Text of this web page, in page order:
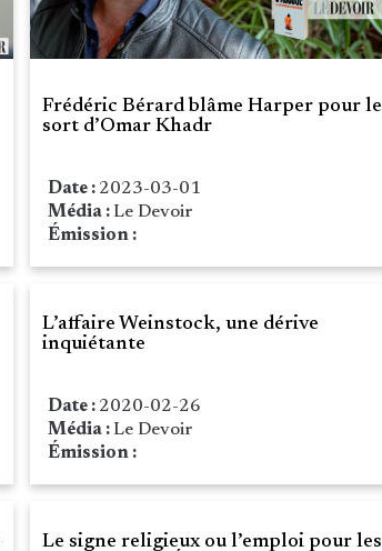
Frédéric Bérard blâme Harper pour le
sort d’Omar Khadr
Date : 2023-03-01
Média : Le Devoir
Émission :
L’affaire Weinstock, une dérive
inquiétante
Date : 2020-02-26
Média : Le Devoir
Émission :
Le signe religieux ou l’emploi pour les